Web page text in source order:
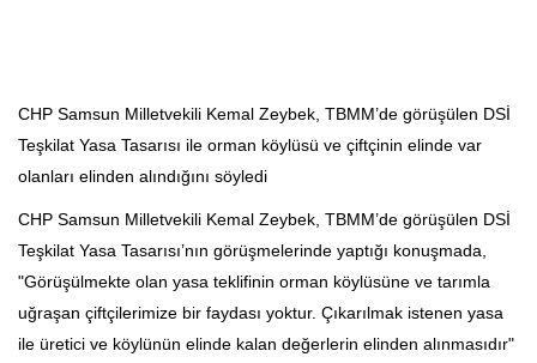
CHP Samsun Milletvekili Kemal Zeybek, TBMM’de görüşülen DSİ
Teşkilat Yasa Tasarısı ile orman köylüsü ve çiftçinin elinde var
olanları elinden alındığını söyledi
CHP Samsun Milletvekili Kemal Zeybek, TBMM’de görüşülen DSİ
Teşkilat Yasa Tasarısı’nın görüşmelerinde yaptığı konuşmada,
"Görüşülmekte olan yasa teklifinin orman köylüsüne ve tarımla
uğraşan çiftçilerimize bir faydası yoktur. Çıkarılmak istenen yasa
ile üretici ve köylünün elinde kalan değerlerin elinden alınmasıdır"